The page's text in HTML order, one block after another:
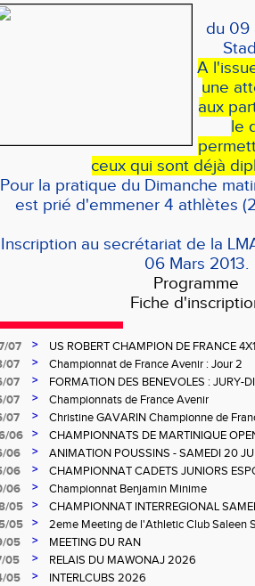
du 09
A
une
aux
le
ceux quisont déjà
Pour la pratique du Dimanche
est prié d'emmener 4 athlètes
Inscription au secrétariat de la
06 Mars 2013.
Programme
Fiche
07 >
US ROBERT CHAMPION DE FRANCE
07
>
Championnat de France Avenir : Jour 2
07
>
FORMATION DES BENEVOLES : JURY-
07
>
Championnats de France Avenir
07
>
Christine GAVARIN Championne de
06
>
CHAMPIONNATS DE MARTINIQUE
06
>
ANIMATION POUSSINS - SAMEDI 20
06
>
CHAMPIONNAT CADETS JUNIORS
06
>
Championnat Benjamin Minime
05
>
CHAMPIONNAT INTERREGIONAL
Gosier
05 >
2eme Meeting de l'Athletic Club Saleen
05
>
MEETING DU RAN
05
>
RELAIS DU MAWONAJ 2026
05
>
INTERLCUBS 2026